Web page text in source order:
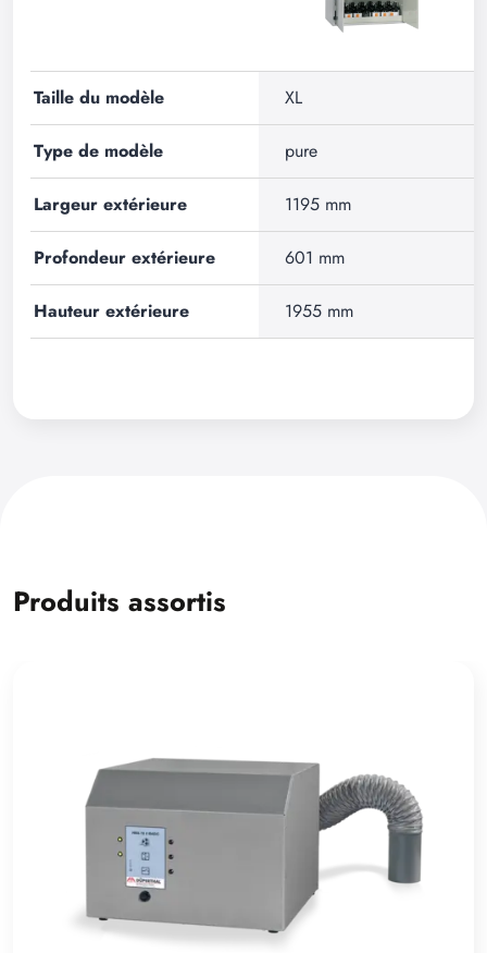
Taille du modèle XL
Type de modèle pure
Largeur extérieure 1195 mm
Profondeur extérieure 601 mm
Hauteur extérieure 1955 mm
Produits assortis